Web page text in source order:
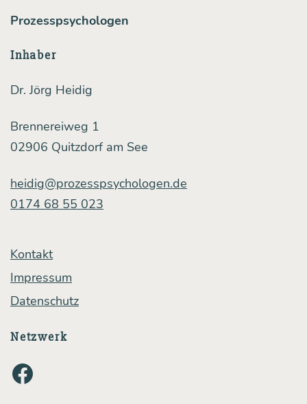
hen?
Prozesspsychologen
Inhaber
Dr. Jörg Heidig
Brennereiweg 1
02906 Quitzdorf am See
heidig@prozesspsychologen.de
0174 68 55 023
Kontakt
Impressum
Datenschutz
Netzwerk
Facebook